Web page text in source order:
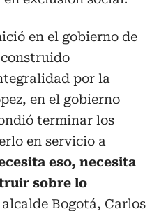
en el gobierno de
por la
en el gobierno
terminar los
en servicio a
eso, necesita
sobre lo
Bogotá, Carlos